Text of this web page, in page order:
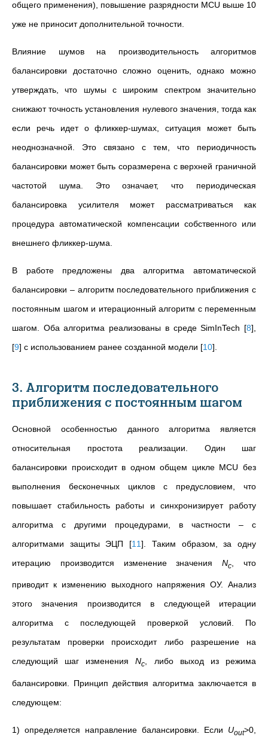
общего применения), повышение разрядности MCU выше 10
уже не приносит дополнительной точности.
Влияние шумов на производительность алгоритмов
балансировки достаточно сложно оценить, однако можно
утверждать, что шумы с широким спектром значительно
снижают точность установления нулевого значения, тогда как
если речь идет о фликкер-шумах, ситуация может быть
неоднозначной. Это связано с тем, что периодичность
балансировки может быть соразмерена с верхней граничной
частотой шума. Это означает, что периодическая
балансировка усилителя может рассматриваться как
процедура автоматической компенсации собственного или
внешнего фликкер-шума.
В работе предложены два алгоритма автоматической
балансировки – алгоритм последовательного приближения с
постоянным шагом и итерационный алгоритм с переменным
шагом. Оба алгоритма реализованы в среде SimInTech [8]
[9] c использованием ранее созданной модели [10]
3. Алгоритм последовательного
приближения с постоянным шагом
Основной особенностью данного алгоритма является
относительная простота реализации. Один шаг
балансировки происходит в одном общем цикле MCU без
выполнения бесконечных циклов с предусловием, что
повышает стабильность работы и синхронизирует работу
алгоритма с другими процедурами, в частности – с
алгоритмами защиты ЭЦП [11] . Таким образом, за одну
итерацию производится изменение значенияNc , что
приводит к изменению выходного напряжения ОУ. Анализ
этого значения производится в следующей итерации
алгоритма с последующей проверкой условий. По
результатам проверки происходит либо разрешение на
следующий шаг измененияNc, либо выход из режима
балансировки. Принцип действия алгоритма заключается в
следующем:
1) определяется направление балансировки. Если Uout>0,